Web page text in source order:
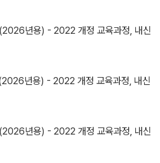
년용) - 2022 개정 교육과정, 내신
년용) - 2022 개정 교육과정, 내신
년용) - 2022 개정 교육과정, 내신